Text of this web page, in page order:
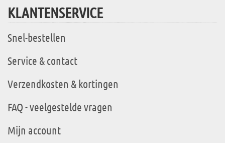
KLANTENSERVICE
Snel-bestellen
Service & contact
Verzendkosten & kortingen
FAQ - veelgestelde vragen
Mijn account